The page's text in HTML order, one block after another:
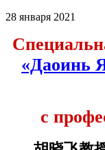
28 января 2021
«Даоинь
с